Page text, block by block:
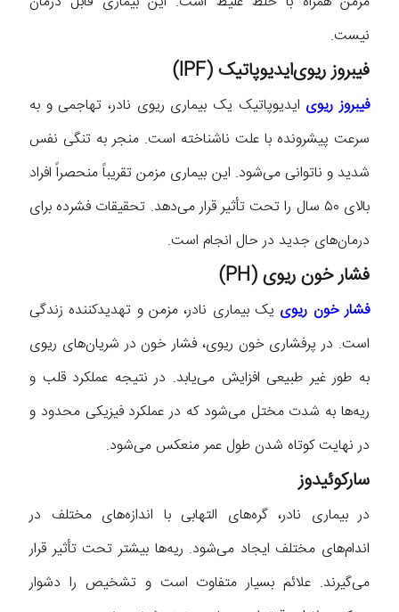
نیست.
فیبروز ریوی‌ایدیوپاتیک (IPF)
فیبروز ریوی‌ ایدیوپاتیک یک بیماری ریوی نادر، تهاجمی و به
سرعت پیشرونده با علت ناشناخته است. منجر به تنگی نفس
شدید و ناتوانی می‌شود. این بیماری مزمن تقریباً منحصراً افراد
بالای ۵۰ سال را تحت تأثیر قرار می‌دهد. تحقیقات فشرده برای
درمان‌های جدید در حال انجام است.
فشار خون ریوی (PH)
فشار خون ریوی یک بیماری نادر، مزمن و تهدید‌کننده زندگی
است. در پرفشاری خون ریوی، فشار خون در شریان‌های ریوی
به طور غیر طبیعی افزایش می‌یابد. در نتیجه عملکرد قلب و
ریه‌ها به شدت مختل می‌شود که در عملکرد فیزیکی محدود و
در نهایت کوتاه شدن طول عمر منعکس می‌شود.
سارکوئیدوز
در بیماری نادر، گره‌های التهابی با اندازه‌های مختلف در
اندام‌های مختلف ایجاد می‌شود. ریه‌ها بیشتر تحت تأثیر قرار
می‌گیرند. علائم بسیار متفاوت است و تشخیص را دشوار